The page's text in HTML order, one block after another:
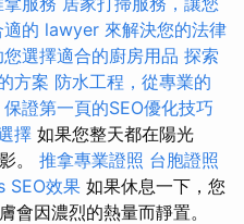
適的 lawyer 來解決您的法律
選擇適合的廚房用品 探索
方案 防水工程，從專業的
保證第一頁的SEO優化技巧
擇 如果您整天都在陽光
。 推拿專業證照 台胞證照
SEO效果 如果休息一下，您
會因濃烈的熱量而靜置。